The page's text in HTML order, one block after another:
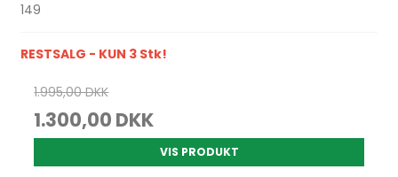
149
RESTSALG - KUN 3 Stk!
1.995,00 DKK
1.300,00 DKK
VIS PRODUKT